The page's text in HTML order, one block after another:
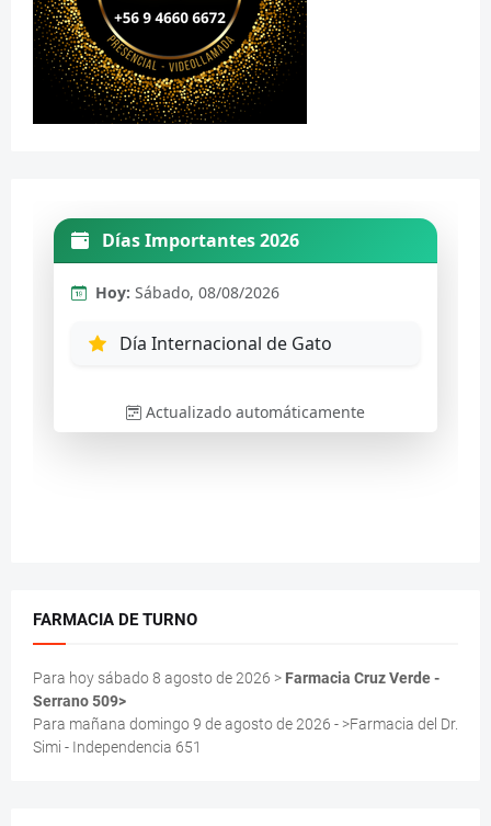
FARMACIA DE TURNO
Para hoy sábado 8 agosto de 2026 > Farmacia Cruz Verde -
Serrano 509>
Para mañana domingo 9 de agosto de 2026 - >Farmacia del Dr.
Simi - Independencia 651